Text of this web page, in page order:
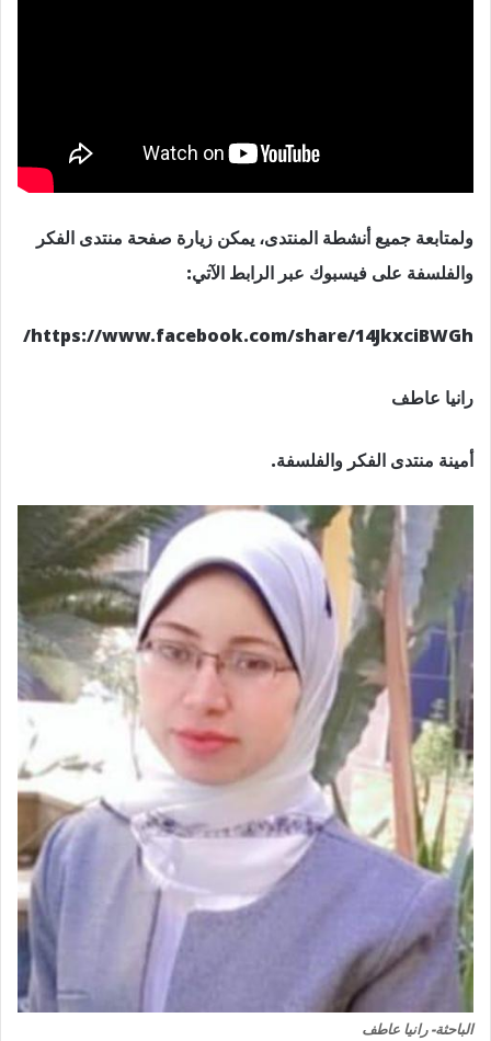
ولمتابعة جميع أنشطة المنتدى، يمكن زيارة صفحة منتدى الفكر
والفلسفة على فيسبوك عبر الرابط الآتي:
https://www.facebook.com/share/14JkxciBWGh/
رانيا عاطف
أمينة منتدى الفكر والفلسفة.
الباحثة- رانيا عاطف